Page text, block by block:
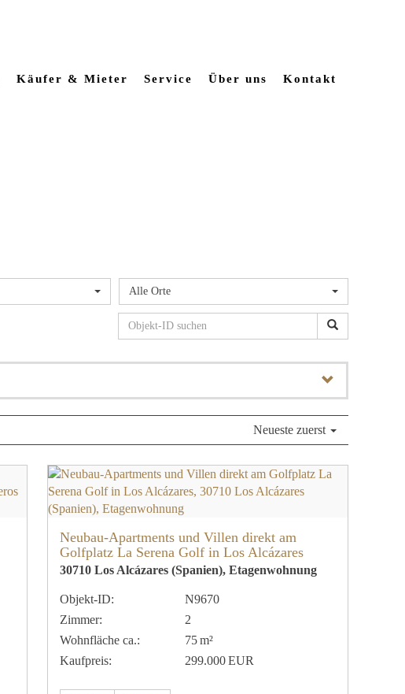
Käufer & Mieter Service Über uns Kontakt
Alle Orte
Neueste zuerst
Neubau-Apartments und Villen direkt am
Golfplatz La Serena Golf in Los Alcázares
30710 Los Alcázares (Spanien), Etagenwohnung
Objekt-ID:
N9670
Zimmer:
2
Wohnfläche ca.:
75 m²
Kaufpreis:
299.000 EUR